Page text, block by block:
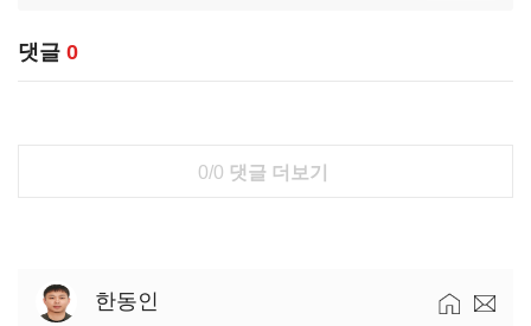
댓글 0
0/0 댓글 더보기
한동인